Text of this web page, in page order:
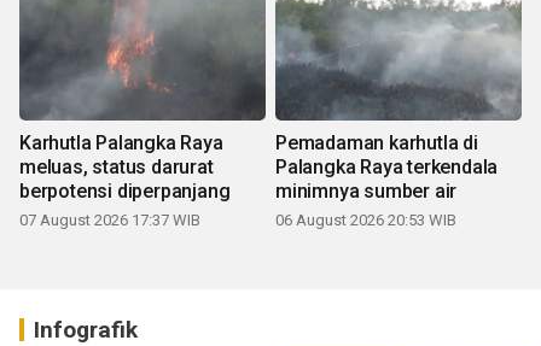
Karhutla Palangka Raya
meluas, status darurat
berpotensi diperpanjang
07 August 2026 17:37 WIB
Pemadaman karhutla di
Palangka Raya terkendala
minimnya sumber air
06 August 2026 20:53 WIB
Infografik